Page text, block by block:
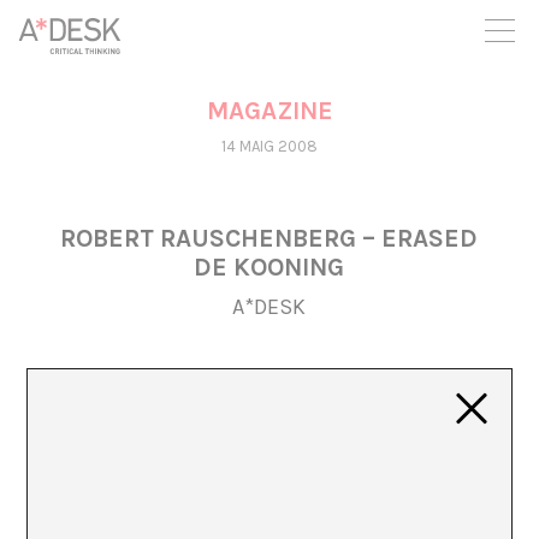
seguim necessitant-te per a poder seguir endavant. Ara pots
participar del projecte i recolzar-lo.
MAGAZINE
14 MAIG 2008
ROBERT RAUSCHENBERG – ERASED
DE KOONING
A*DESK